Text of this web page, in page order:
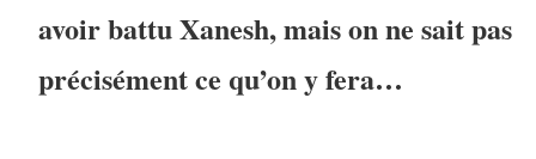
avoir battu Xanesh, mais on ne sait pas
précisément ce qu’on y fera…